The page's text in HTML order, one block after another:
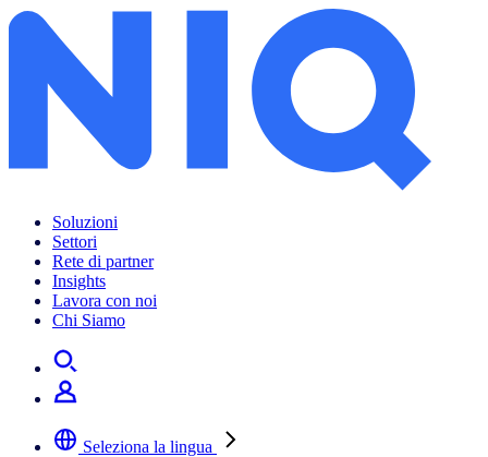
Soluzioni
Settori
Rete di partner
Insights
Lavora con noi
Chi Siamo
Seleziona la lingua